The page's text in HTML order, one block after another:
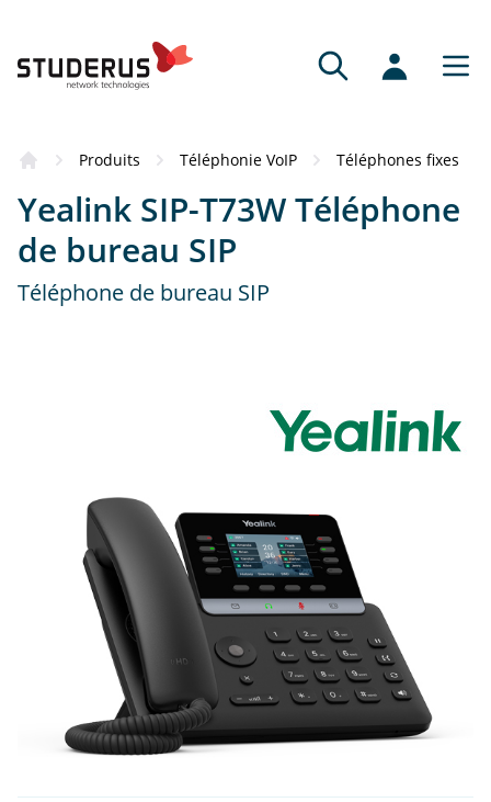
Produits Téléphonie VoIP Téléphones fixes
Yealink SIP-T73W Téléphone
de bureau SIP
Téléphone de bureau SIP